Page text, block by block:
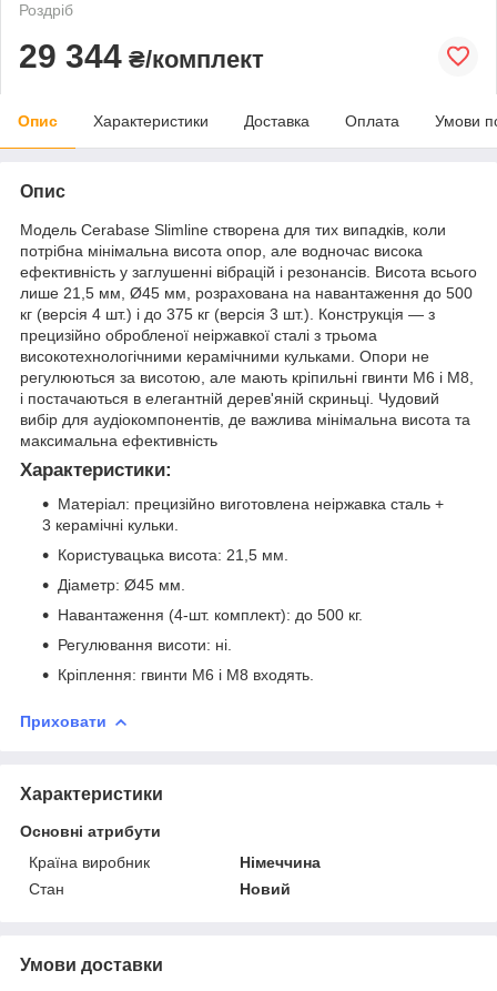
Роздріб
29 344 ₴/комплект
Опис Характеристики Доставка Оплата Умови
Опис
Модель Cerabase Slimline створена для тих випадків, коли
потрібна мінімальна висота опор, але водночас висока
ефективність у заглушенні вібрацій і резонансів. Висота всього
лише 21,5 мм, Ø45 мм, розрахована на навантаження до 500
кг (версія 4 шт.) і до 375 кг (версія 3 шт.). Конструкція — з
прецизійно обробленої неіржавкої сталі з трьома
високотехнологічними керамічними кульками. Опори не
регулюються за висотою, але мають кріпильні гвинти M6 і M8,
і постачаються в елегантній дерев'яній скриньці. Чудовий
вибір для аудіокомпонентів, де важлива мінімальна висота та
максимальна ефективність
Характеристики:
Матеріал: прецизійно виготовлена неіржавка сталь +
3 керамічні кульки.
Користувацька висота: 21,5 мм.
Діаметр: Ø45 мм.
Навантаження (4-шт. комплект): до 500 кг.
Регулювання висоти: ні.
Кріплення: гвинти M6 і M8 входять.
Приховати
Характеристики
Основні атрибути
Країна виробник
Німеччина
Стан
Новий
Умови доставки